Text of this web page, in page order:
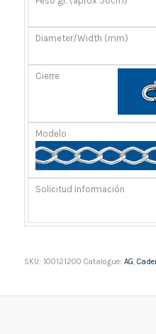
SKU: 100121200 Catalogue: AG